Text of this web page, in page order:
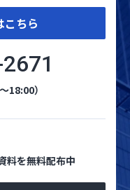
こちら
18:00）
料を無料配布中